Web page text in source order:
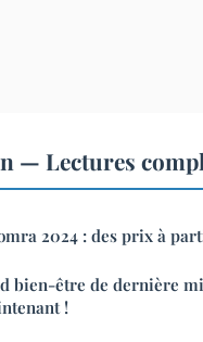
— Lectures
2024 : des prix à
bien-être de dernière
!